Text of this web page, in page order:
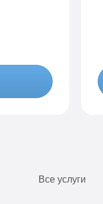
Все услуги